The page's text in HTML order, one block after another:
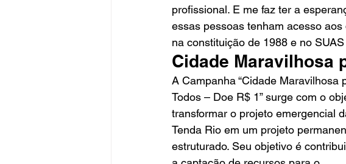
profissional. E me faz ter a
essas pessoas tenham acesso
na constituição de 1988 e no
Cidade Maravilhosa
A Campanha “Cidade Maravilhosa
Todos – Doe R$ 1” surge com o
transformar o projeto emergencial
Tenda Rio em um projeto
estruturado. Seu objetivo é